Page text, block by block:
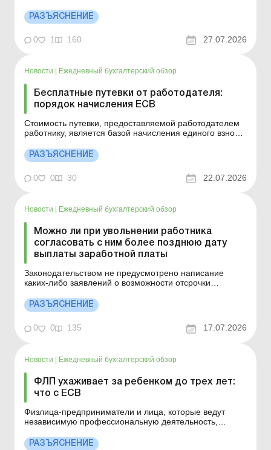
интересы работника. Детали см. ниже. Больше по
теме: Прием и увольнение работников, нарушивших
котор...
РАЗЪЯСНЕНИЕ
0 1 160 27.07.2026
Новости Ежедневный бухгалтерский обзор
Бесплатные путевки от работодателя:
порядок начисления ЕСВ
Стоимость путевки, предоставляемой работодателем
работнику, является базой начисления единого взноса.
работникам на лечение и отдых: как оформить и
учесть Базой начисления единого взноса на
общеобязательное государственное социальное
страхование (далее &n...
РАЗЪЯСНЕНИЕ
0 0 30 22.07.2026
Новости Ежедневный бухгалтерский обзор
Можно ли при увольнении работника
согласовать с ним более позднюю дату
выплаты заработной платы
Законодательством не предусмотрено написание
каких-либо заявлений о возможности отсрочки
Оплачивать ли дни временной нетрудоспособности
уволившегося работника? Можно ли и как уволить по
инициативе работодателя работника, находящегося на
больничном, во врем...
РАЗЪЯСНЕНИЕ
0 0 135 17.07.2026
Новости | Ежедневный бухгалтерский обзор
ФЛП ухаживает за ребенком до трех лет:
что с ЕСВ
Физлица-предприниматели и лица, которые ведут
независимую профессиональную деятельность,
трехлетнего возраста и продолжающие получать
РАЗЪЯСНЕНИЕ